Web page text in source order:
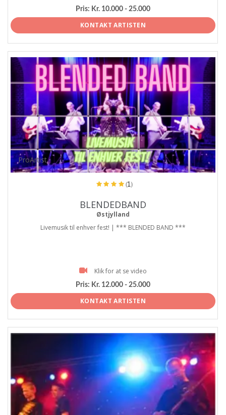
Pris: Kr. 10.000 - 25.000
KONTAKT ARTISTEN
ProArtist
(1)
BLENDEDBAND
Østjylland
Livemusik til enhver fest! | *** BLENDED BAND ***
Klik for at se video
Pris: Kr. 12.000 - 25.000
KONTAKT ARTISTEN